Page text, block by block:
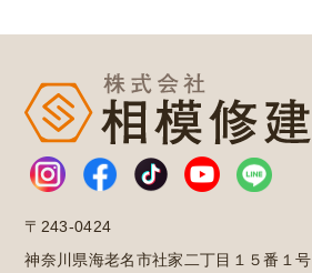
〒243-0424
神奈川県海老名市社家二丁目１５番１号